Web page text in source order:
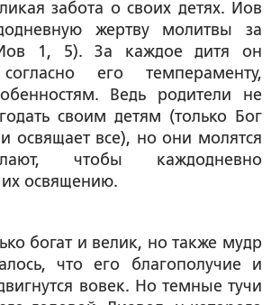
забота о своих детях. Иов
жертву молитвы за
1, 5). За каждое дитя он
его темпераменту,
Ведь родители не
своим детям (только Бог
и освящает все), но они молятся
чтобы каждодневно
их освящению.
богат и велик, но также мудр
что его благополучие и
вовек. Но темные тучи